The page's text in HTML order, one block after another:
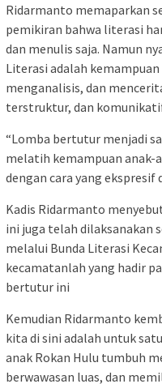
Ridarmanto memaparkan
pemikiran bahwa literasi
dan menulis saja. Namun
Literasi adalah
menganalisis, dan
terstruktur, dan
“Lomba bertutur menjadi
melatih kemampuan anak-
dengan cara yang ekspresif
Kadis Ridarmanto
ini juga telah dilaksanakan
melalui Bunda Literasi
kecamatanlah yang hadir
bertutur ini
Kemudian Ridarmanto
kita di sini adalah untuk
anak Rokan Hulu tumbuh
berwawasan luas, dan